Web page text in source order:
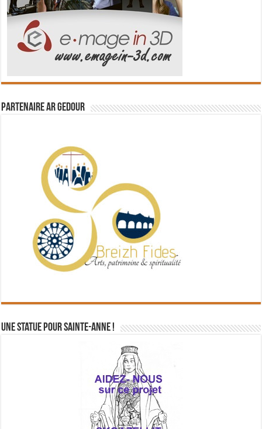
Partenaire Ar Gedour
Une statue pour Sainte-Anne !